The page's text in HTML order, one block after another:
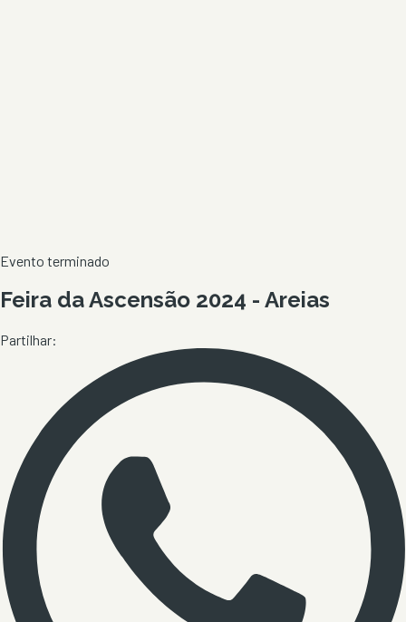
Evento terminado
Feira da Ascensão 2024 - Areias
Partilhar: